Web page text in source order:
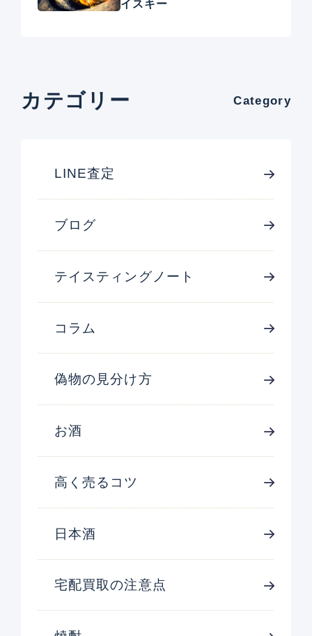
イスキー
カテゴリー Category
LINE査定
ブログ
テイスティングノート
コラム
偽物の見分け方
お酒
高く売るコツ
日本酒
宅配買取の注意点